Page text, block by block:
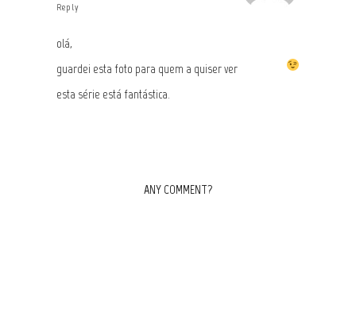
Reply
olá,
guardei esta foto para quem a quiser ver
esta série está fantástica.
ANY COMMENT?